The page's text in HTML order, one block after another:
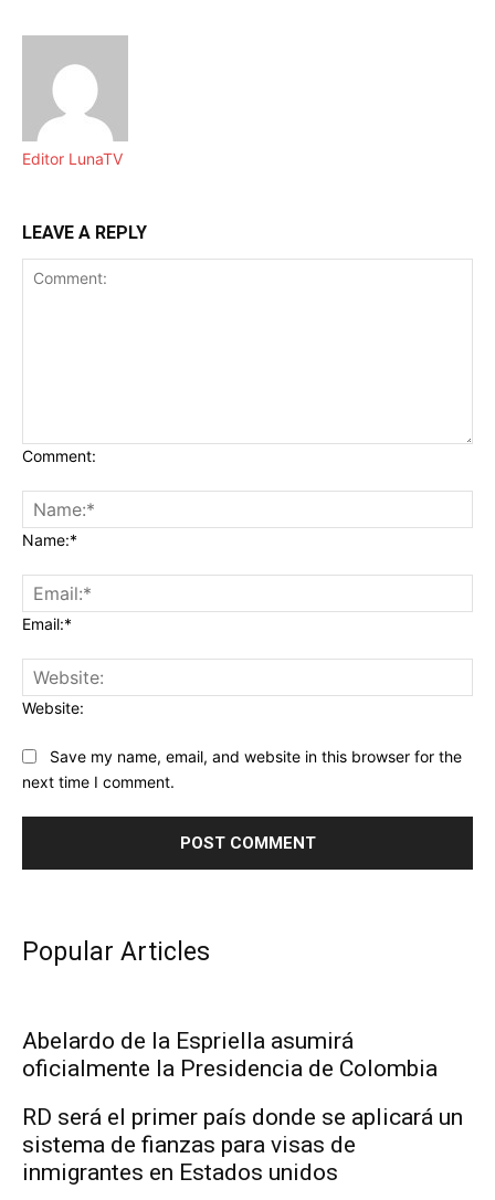
Editor LunaTV
LEAVE A REPLY
Comment:
Name:*
Email:*
Website:
Save my name, email, and website in this browser for the
next time I comment.
Popular Articles
Abelardo de la Espriella asumirá
oficialmente la Presidencia de Colombia
RD será el primer país donde se aplicará un
sistema de fianzas para visas de
inmigrantes en Estados unidos